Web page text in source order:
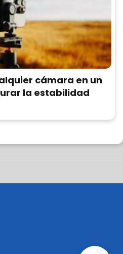
cámara en un
la estabilidad